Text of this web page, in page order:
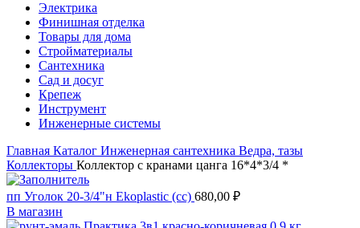
Электрика
Финишная отделка
Товары для дома
Стройматериалы
Сантехника
Сад и досуг
Крепеж
Инструмент
Инженерные системы
Главная Каталог Инженерная сантехника Ведра, тазы
Коллекторы Коллектор с кранами цанга 16*4*3/4 *
пп Уголок 20-3/4"н Ekoplastic (сс) 680,00 ₽
В магазин